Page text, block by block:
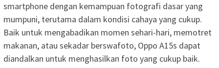
smartphone dengan kemampuan fotografi dasar yang
mumpuni, terutama dalam kondisi cahaya yang cukup.
Baik untuk mengabadikan momen sehari-hari, memotret
makanan, atau sekadar berswafoto, Oppo A15s dapat
diandalkan untuk menghasilkan foto yang cukup baik.